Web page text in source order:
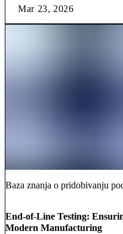
Mar 23, 2026
Baza znanja o pridobivanju
End-of-Line Testing:
Modern Manufacturing